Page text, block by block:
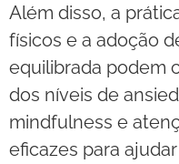
Além disso, a
físicos e a adoção
equilibrada podem
dos níveis de
mindfulness e
eficazes para